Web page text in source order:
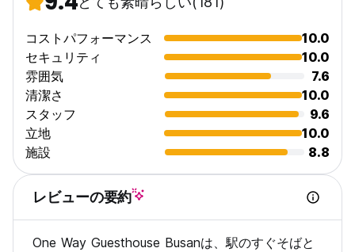
コストパフォーマンス
10.0
セキュリティ
10.0
雰囲気
7.6
清潔さ
10.0
スタッフ
9.6
立地
10.0
施設
8.8
レビューの要約
One Way Guesthouse Busanは、駅のすぐそばと